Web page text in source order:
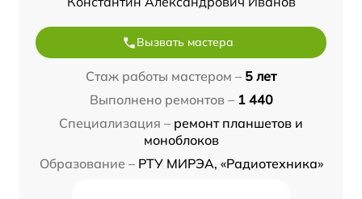
Вызвать мастера
Стаж работы мастером – 5 лет
Выполнено ремонтов – 1 440
Специализация – ремонт планшетов и
моноблоков
Образование – РТУ МИРЭА, «Радиотехника»